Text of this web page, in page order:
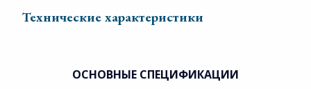
Технические характеристики
ОСНОВНЫЕ СПЕЦИФИКАЦИИ